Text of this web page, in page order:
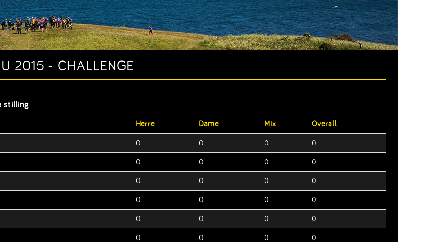
2015 - CHALLENGE
stilling
Herre Dame Mix Overall
0 0 0 0
0 0 0 0
0 0 0 0
0 0 0 0
0 0 0 0
0 0 0 0